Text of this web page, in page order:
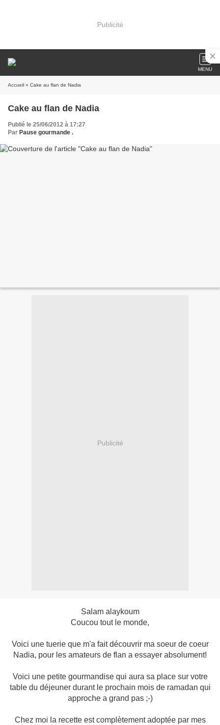
Publicité
MENU
Accueil » Cake au flan de Nadia
Cake au flan de Nadia
Publié le 25/06/2012 à 17:27
Par Pause gourmande .
Publicité
Salam alaykoum
Coucou tout le monde,
Voici une tuerie que m'a fait découvrir ma soeur de coeur
Nadia, pour les amateurs de flan a essayer absolument!
Voici une petite gourmandise qui aura sa place sur votre
table du déjeuner durant le prochain mois de ramadan qui
approche a grand pas ;-)
Chez moi la recette est complètement adoptée par mes